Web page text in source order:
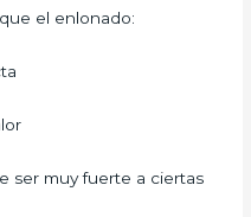
el enlonado:
ser muy fuerte a ciertas